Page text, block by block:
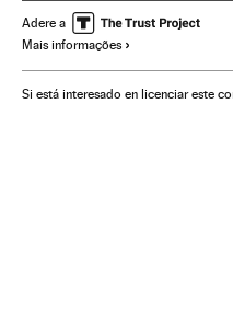
Minas Gerais Acidentes
Desastres naturais
América Latina Problemas
Adere a
Mais informações
Si está interesado en licenciar este